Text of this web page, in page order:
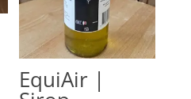
EquiAir |